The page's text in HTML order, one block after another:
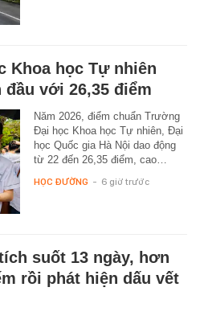
Khoa học Tự nhiên
đầu với 26,35 điểm
Năm 2026, điểm chuẩn Trường
Đại học Khoa học Tự nhiên, Đại
học Quốc gia Hà Nội dao động
từ 22 đến 26,35 điểm, cao…
HỌC ĐƯỜNG - 6 giờ trước
suốt 13 ngày, hơn
rồi phát hiện dấu vết